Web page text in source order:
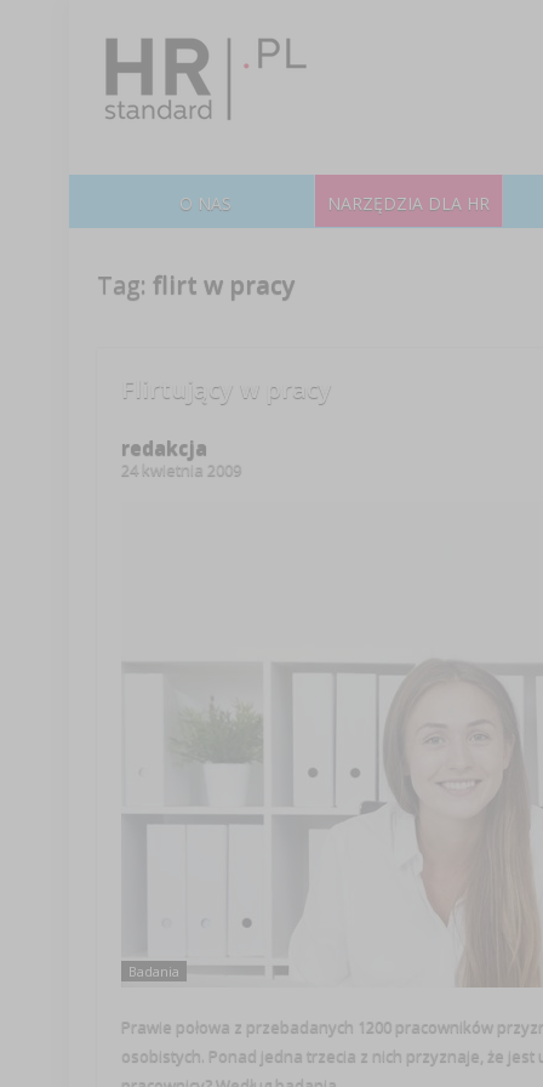
O NAS NARZĘDZIA DLA HR
Tag: flirt w pracy
Flirtujący w pracy
redakcja
24 kwietnia 2009
Badania
Prawie połowa z przebadanych 1200 pracowników
osobistych. Ponad jedna trzecia z nich przyznaje, że